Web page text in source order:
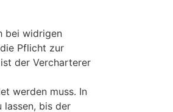
bei widrigen
Pflicht zur
der Vercharterer
werden muss. In
bis der